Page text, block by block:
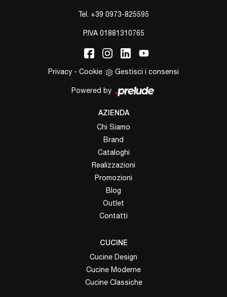
Tel. +39 0973-825595
P.IVA 01881310765
Privacy - Cookie Gestisci i consensi
Powered by
AZIENDA
Chi Siamo
Brand
Cataloghi
Realizzazioni
Promozioni
Blog
Outlet
Contatti
CUCINE
Cucine Design
Cucine Moderne
Cucine Classiche